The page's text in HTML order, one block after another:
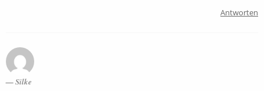
Antworten
Silke